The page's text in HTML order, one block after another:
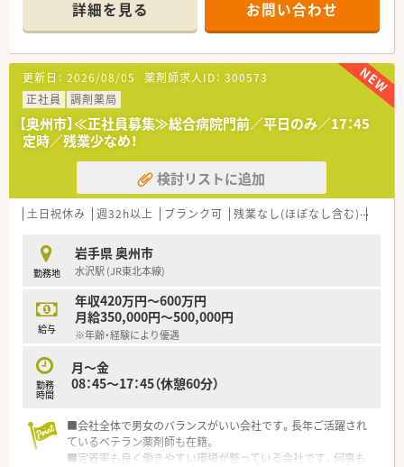
☆薬剤師は現在5名在籍しています。在宅に不安がある方でもサ
ポートできる体制のため、安心して勤務いただけます！
☆最寄り駅は山岸駅で、徒歩10分程度の位置にございます。JR
盛岡駅から車で15分ほどにあり、車でも徒歩でもお好きな手段
で通うことが可能です♪
～～ 魅力ポイント紹介♪ ～～
・休暇制度長期休暇にできるリフレッシュ休暇制度、永年勤続表
彰制度、産休・育休の取得実績もございます。子育てと両立して
長く活躍できるよう、育休復帰などのバックアップもしっかりし
て頂ける体制です◎
・人柄重視の採用！なので入社後に人間関係で悩まない環境づく
りを経営者側が考えています。
環境で経験を積みたい方にもオススメです！
～～ 企業紹介 ～～
・盛岡市内を中心に店舗展開をしており、他花巻市、滝沢市、雫石
町に岩手県内に11店舗ほど展開している調剤薬局です。
・新卒から活躍されている薬剤師もおり、定着率も高く幅広い年
代の方が在籍しています。
・無理な異動や転居を伴う異動がないので腰を据えて働ける環境
が整っています！
☆経験が少なくてもこれから知識をつけていきたい方
☆在宅医療に携わりたい方
☆ライフイベントに応じて長く働ける環境を希望される方
詳細を見る お問い合わせ
更新日： 2026/08/05 薬剤師求人ID： 300573
正社員
調剤薬局
【奥州市】≪正社員募集≫総合病院門前／平日のみ／17：45
定時／残業少なめ！
検討リストに追加
土日祝休み 週32h以上 ブランク可 残業なし(ほぼなし含む)
勤務地
岩手県 奥州市
水沢駅 (JR東北本線)
給与
年収420万円～600万円
月給350,000円～500,000円
※年齢・経験により優遇
勤務
時間
月～金
08：45～17：45（休憩60分）
■会社全体で男女のバランスがいい会社です。長年ご活躍され
ているベテラン薬剤師も在籍。
■定着率も良く働きやすい環境が整っている会社です。何事も